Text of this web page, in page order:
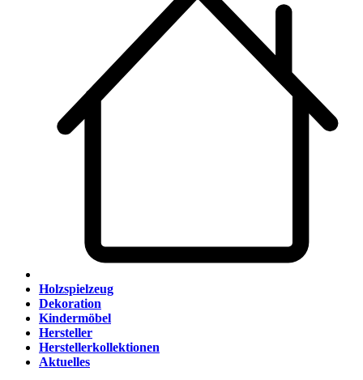
Holzspielzeug
Dekoration
Kindermöbel
Hersteller
Herstellerkollektionen
Aktuelles